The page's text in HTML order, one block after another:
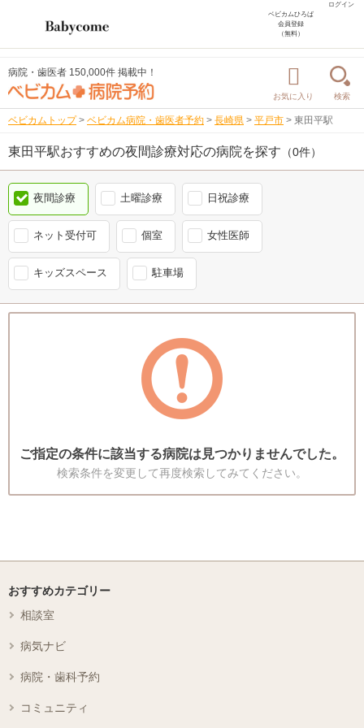
ログイン
ベビカムひろば
会員登録
（無料）
病院・歯医者 150,000件 掲載中！
お気に入り 検索
ベビカムトップ > ベビカム病院・歯医者予約 > 長崎県 > 平戸市 > 東田平駅
東田平駅おすすめの夜間診療対応の病院を探す （0件）
夜間診療 土曜診療 日祝診療
ネット受付可 個室 女性医師
キッズスペース 駐車場
ご指定の条件に該当する病院は見つかりませんでした。
検索条件を変更して再度検索してみてください。
おすすめカテゴリー
相談室
病気ナビ
病院・歯科予約
コミュニティ